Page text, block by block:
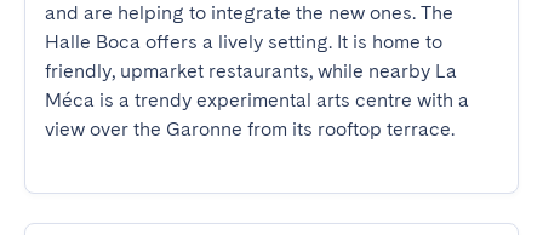
and are helping to integrate the new ones. The
Halle Boca offers a lively setting. It is home to
friendly, upmarket restaurants, while nearby La
Méca is a trendy experimental arts centre with a
view over the Garonne from its rooftop terrace.